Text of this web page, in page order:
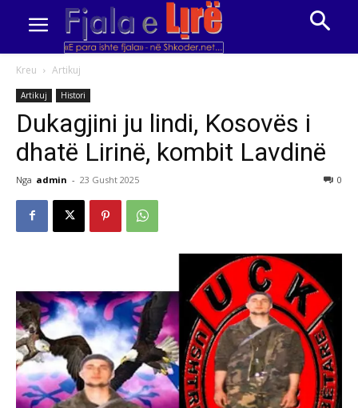
Kreu Artikuj
Artikuj Histori
Dukagjini ju lindi, Kosovës i
dhatë Lirinë, kombit Lavdinë
Nga admin - 23 Gusht 2025 0